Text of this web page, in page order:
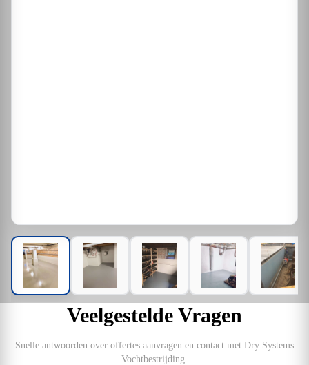
Veelgestelde Vragen
Snelle antwoorden over offertes aanvragen en contact met Dry Systems
Vochtbestrijding.